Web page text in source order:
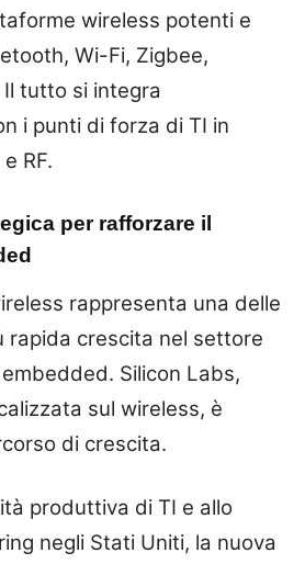
wireless potenti e
Wi-Fi, Zigbee,
tutto si integra
i punti di forza di TI in
RF.
per rafforzare il
rappresenta una delle
rapida crescita nel settore
Silicon Labs,
sul wireless, è
di crescita.
produttiva di TI e allo
negli Stati Uniti, la nuova